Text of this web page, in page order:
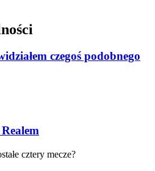
czegoś podobnego
cztery mecze?